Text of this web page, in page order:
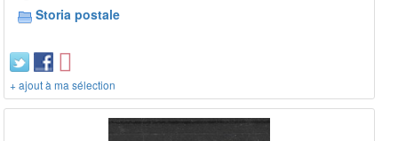
Storia postale
+ ajout à ma sélection